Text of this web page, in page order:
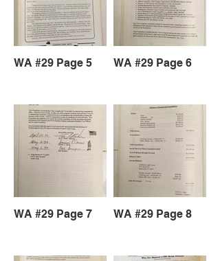
WA #29 Page 5 WA #29 Page 6
WA #29 Page 7 WA #29 Page 8